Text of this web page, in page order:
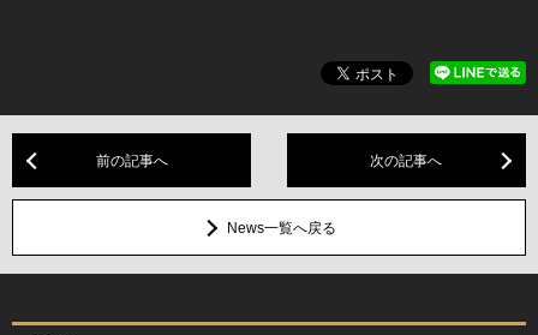
前の記事へ 次の記事へ
News一覧へ戻る